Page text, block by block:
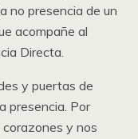
no presencia de un
acompañe al
Directa.
y puertas de
presencia. Por
y nos